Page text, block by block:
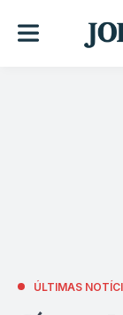
ÚLTIMAS